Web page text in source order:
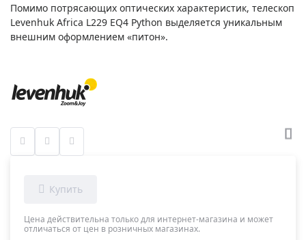
Помимо потрясающих оптических характеристик, телескоп
Levenhuk Africa L229 EQ4 Python выделяется уникальным
внешним оформлением «питон».
Цена действительна только для интернет-магазина и может
отличаться от цен в розничных магазинах.